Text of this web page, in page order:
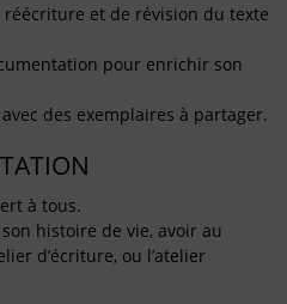
et de révision du texte
pour enrichir son
des exemplaires à partager.
à tous.
histoire de vie, avoir au
d’écriture, ou l’atelier